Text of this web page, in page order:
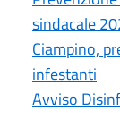
sindacale
Ciampino,
infestanti
Avviso